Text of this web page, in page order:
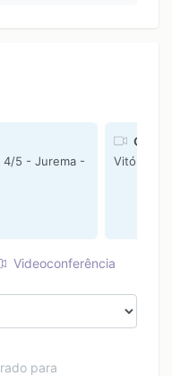
4/5 - Jurema -
Online
Vitória da
Videoconferência
para